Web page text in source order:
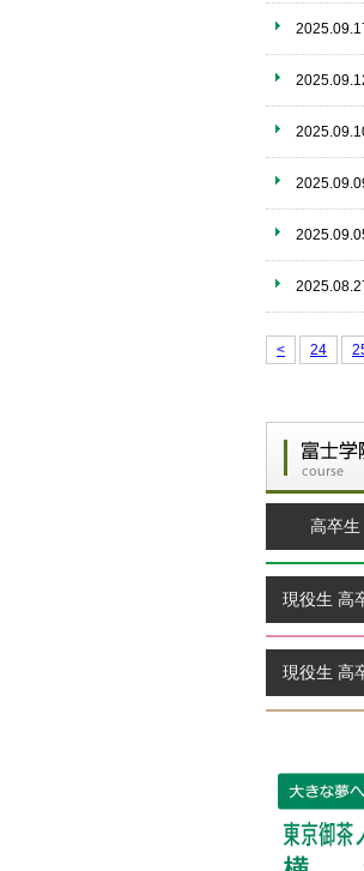
< 24
高卒生
現役生 高
現役生 高